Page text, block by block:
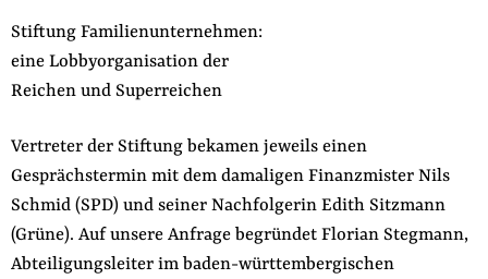
Stiftung Familienunternehmen:
eine Lobbyorganisation der
Reichen und Superreichen
Vertreter der Stiftung bekamen jeweils einen
Gesprächstermin mit dem damaligen Finanzmister Nils
Schmid (SPD) und seiner Nachfolgerin Edith Sitzmann
(Grüne). Auf unsere Anfrage begründet Florian Stegmann,
Abteiligungsleiter im baden-württembergischen